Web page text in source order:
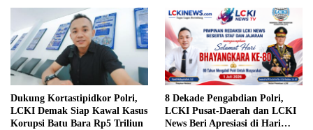
Dukung Kortastipidkor Polri,
LCKI Demak Siap Kawal Kasus
Korupsi Batu Bara Rp5 Triliun
8 Dekade Pengabdian Polri,
LCKI Pusat-Daerah dan LCKI
News Beri Apresiasi di Hari